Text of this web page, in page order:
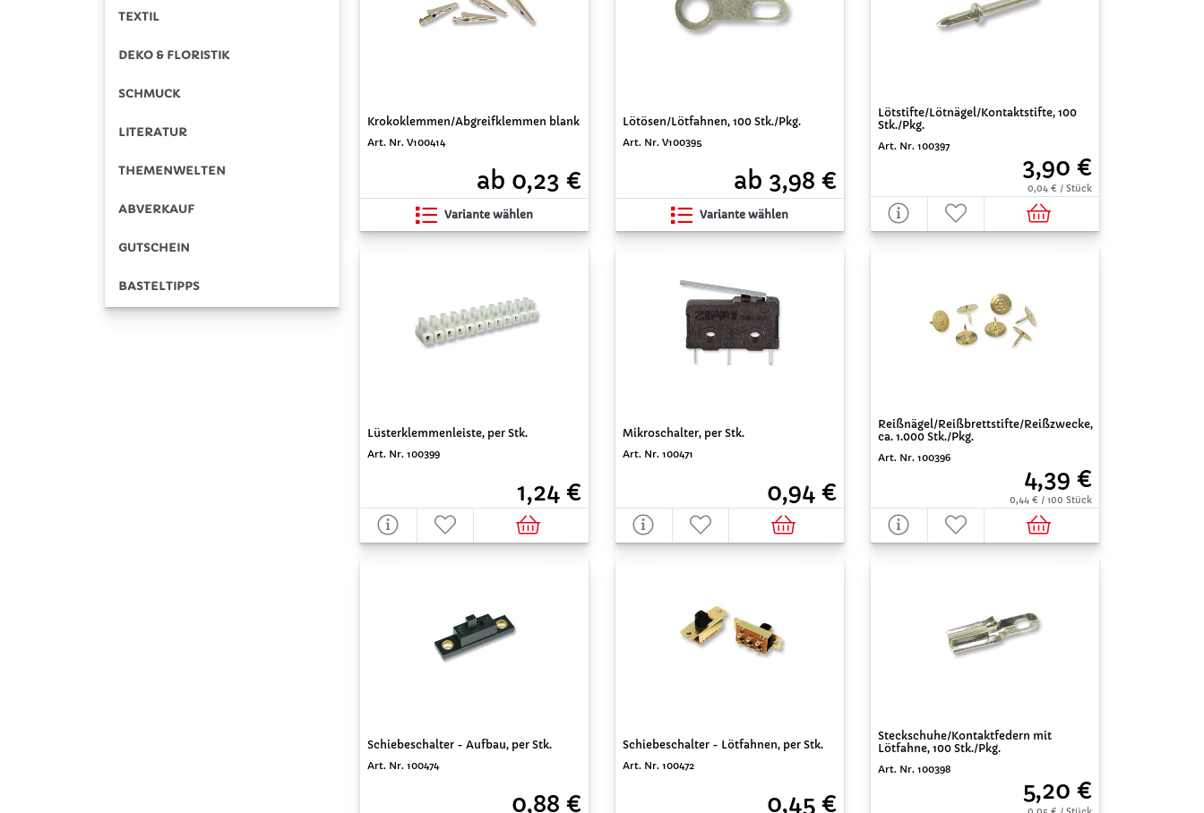
TEXTIL
DEKO & FLORISTIK
SCHMUCK
LITERATUR
THEMENWELTEN
ABVERKAUF
GUTSCHEIN
BASTELTIPPS
Krokoklemmen/Abgreifklemmen blank
Art. Nr. V100414
ab 0,23 €
Variante wählen
Lötösen/Lötfahnen, 100 Stk./Pkg.
Art. Nr. V100395
ab 3,98 €
Variante wählen
Lötstifte/Lötnägel/Kontaktstifte, 100
Stk./Pkg.
Art. Nr. 100397
3,90 €
0,04 € / Stück
Lüsterklemmenleiste, per Stk.
Art. Nr. 100399
1,24 €
Mikroschalter, per Stk.
Art. Nr. 100471
0,94 €
Reißnägel/Reißbrettstifte/Reißzwecke,
ca. 1.000 Stk./Pkg.
Art. Nr. 100396
4,39 €
0,44 € / 100 Stück
Schiebeschalter - Aufbau, per Stk.
Art. Nr. 100474
0,88 €
Schiebeschalter - Lötfahnen, per Stk.
Art. Nr. 100472
0,45 €
Steckschuhe/Kontaktfedern mit
Lötfahne, 100 Stk./Pkg.
Art. Nr. 100398
5,20 €